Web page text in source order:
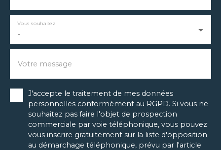
-
Vous souhaitez
Votre message
J'accepte le traitement de mes données
personnelles conformément au RGPD. Si vous ne
souhaitez pas faire l'objet de prospection
commerciale par voie téléphonique, vous pouvez
vous inscrire gratuitement sur la liste d'opposition
au démarchage téléphonique, prévu par l'article